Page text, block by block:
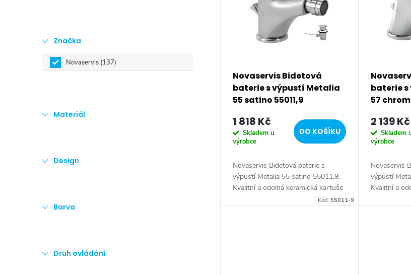
p
a
e
Značka
Novaservis 137
Materiál
Design
Barva
Druh ovládání
k
Novaservis Bidetová
baterie s výpustí Metalia
55 satino 55011,9
1 818 Kč
Skladem u
výrobce
DO KOŠÍKU
Novaservis Bidetová baterie s
výpustí Metalia 55 satino 55011,9.
Kvalitní a odolná keramická kartuše
KEROX 35 mm s prodlouženou
Kód: 55011-9
baterie
57 chrom
2 139 Kč
Skladem
výrobce
Novaservis
výpustí
Kvalitní a
KEROX 35